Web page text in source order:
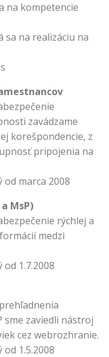
na kompetencie
sa na realizáciu na
zavádzame
korešpondencie, z
pripojenia na
marca 2008
MsP)
rýchlej a
medzi
1.7.2008
sme zaviedli nástroj
cez webrozhranie.
1.5.2008